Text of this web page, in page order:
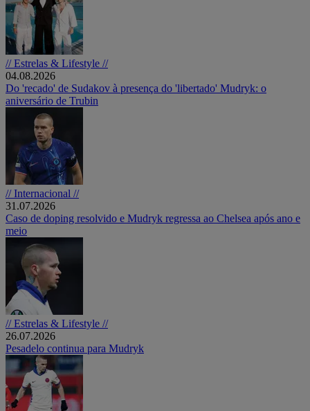
// Estrelas & Lifestyle //
04.08.2026
Do 'recado' de Sudakov à presença do 'libertado' Mudryk: o
aniversário de Trubin
// Internacional //
31.07.2026
Caso de doping resolvido e Mudryk regressa ao Chelsea após ano e
meio
// Estrelas & Lifestyle //
26.07.2026
Pesadelo continua para Mudryk